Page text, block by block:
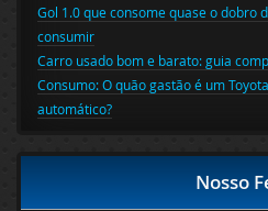
Gol 1.0 que consome quase o dobro
consumir
Carro usado bom e barato: guia
Consumo: O quão gastão é um
automático?
Nosso